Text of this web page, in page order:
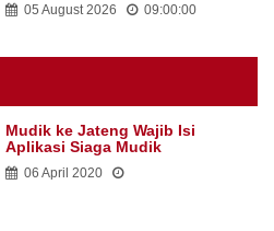
05 August 2026 09:00:00
Mudik ke Jateng Wajib Isi
Aplikasi Siaga Mudik
06 April 2020